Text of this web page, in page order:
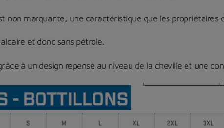
non marquante, une caractéristique que les propriétaires
et donc sans pétrole.
à un design repensé au niveau de la cheville et une